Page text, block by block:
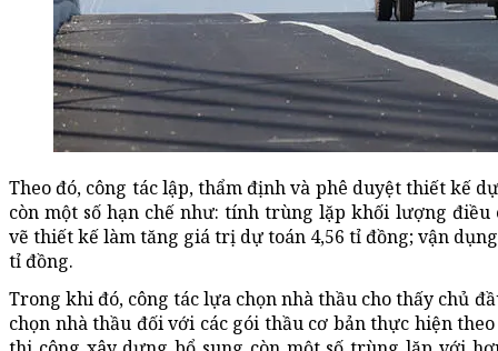
Theo đó, công tác lập, thẩm định và phê duyệt thiết kế
còn một số hạn chế như: tính trùng lặp khối lượng
vẽ thiết kế làm tăng giá trị dự toán 4,56 tỉ đồng; vận
tỉ đồng.
Trong khi đó, công tác lựa chọn nhà thầu cho thấy chủ
chọn nhà thầu đối với các gói thầu cơ bản thực hiện